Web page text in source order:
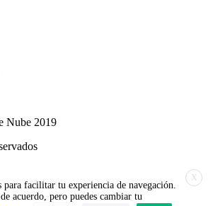
Nube 2019
X
para facilitar tu experiencia de navegación.
acuerdo, pero puedes cambiar tu